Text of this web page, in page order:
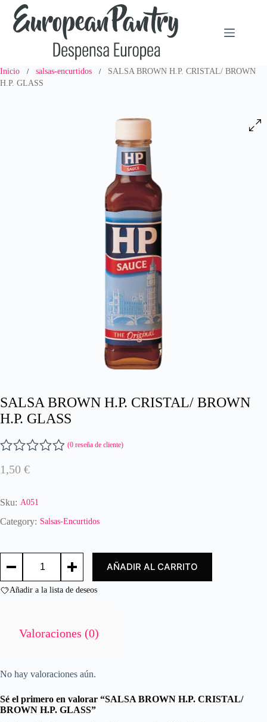
Saltar
contenido
Inicio / salsas-encurtidos /
SALSA BROWN H.P. CRISTAL/ BROWN
H.P. GLASS
SALSA BROWN H.P. CRISTAL/ BROWN
H.P. GLASS
V
a
o
a
n
0
(0 reseña de cliente)
1,50 €
Sku: A051
Category: Salsas-Encurtidos
BROWN
CRISTAL/
cantidad
AÑADIR AL CARRITO
Añadir a la lista de deseos
Valoraciones (0)
No hay valoraciones aún.
Sé el primero en valorar “SALSA BROWN H.P. CRISTAL/
BROWN H.P. GLASS”